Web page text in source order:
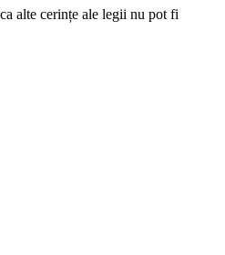
alte cerințe ale legii nu pot fi